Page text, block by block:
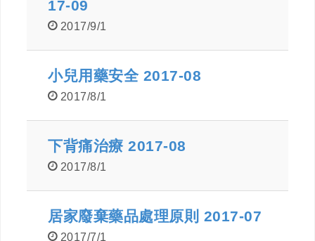
17-09
2017/9/1
小兒用藥安全 2017-08
2017/8/1
下背痛治療 2017-08
2017/8/1
居家廢棄藥品處理原則 2017-07
2017/7/1